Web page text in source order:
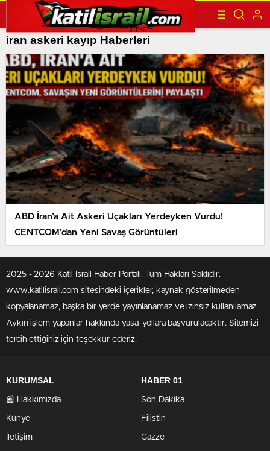
iran askeri kayıp Haberleri
ABD İran’a Ait Askeri Uçakları Yerdeyken Vurdu!
CENTCOM’dan Yeni Savaş Görüntüleri
2025 - 2026 Katil İsrail Haber Portalı. Tüm Hakları Saklıdır.
www.katilisrail.com sitesindeki içerikler, kaynak gösterilmeden
kopyalanamaz, başka bir yerde yayınlanamaz ve izinsiz kullanılamaz.
Aykırı işlem yapanlar hakkında yasal yollara başvurulacaktır. Sitemizi
tercih ettiğiniz için teşekkür ederiz.
KURUMSAL
📰 Hakkımızda
Künye
İletişim
HABER 01
Son Dakika
Filistin
Gazze